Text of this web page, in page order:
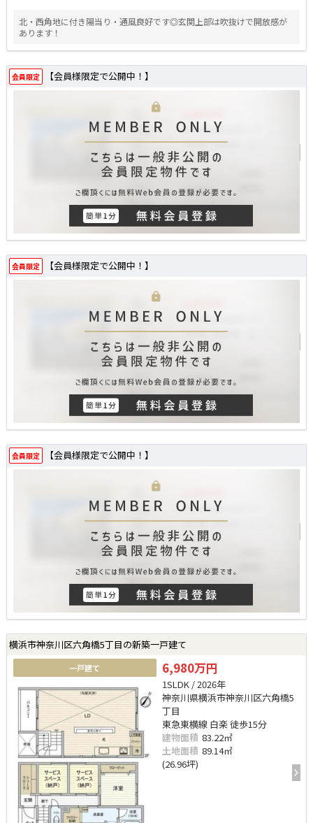
北・西角地に付き陽当り・通風良好です◎玄関上部は吹抜けで開放感が
あります！
会員限定 【会員様限定で公開中！】
会員限定 【会員様限定で公開中！】
会員限定 【会員様限定で公開中！】
横浜市神奈川区六角橋5丁目の新築一戸建て
一戸建て 6,980万円
1SLDK / 2026年
神奈川県横浜市神奈川区六角橋5
丁目
東急東横線 白楽 徒歩15分
建物面積 83.22㎡
土地面積 89.14㎡
(26.96坪)